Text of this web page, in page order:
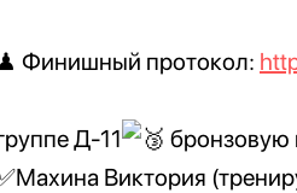
Финишный протокол:
Д-11
бронзовую
Махина Виктория